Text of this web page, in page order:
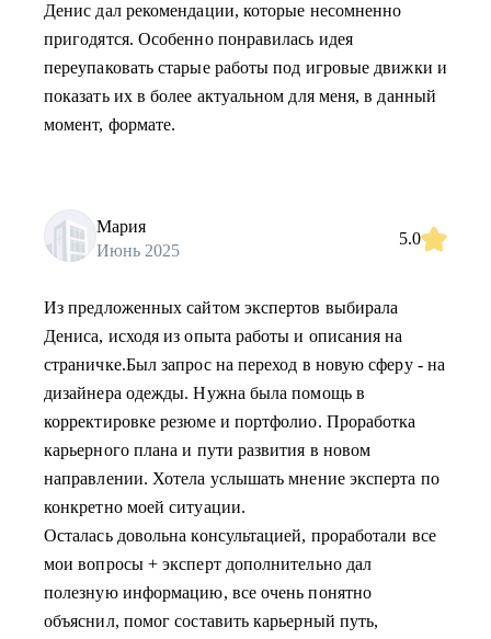
Денис дал рекомендации, которые несомненно
пригодятся. Особенно понравилась идея
переупаковать старые работы под игровые движки и
показать их в более актуальном для меня, в данный
момент, формате.
Мария
Июнь 2025
5.0
Из предложенных сайтом экспертов выбирала
Дениса, исходя из опыта работы и описания на
страничке.Был запрос на переход в новую сферу - на
дизайнера одежды. Нужна была помощь в
корректировке резюме и портфолио. Проработка
карьерного плана и пути развития в новом
направлении. Хотела услышать мнение эксперта по
конкретно моей ситуации.
Осталась довольна консультацией, проработали все
мои вопросы + эксперт дополнительно дал
полезную информацию, все очень понятно
объяснил, помог составить карьерный путь,